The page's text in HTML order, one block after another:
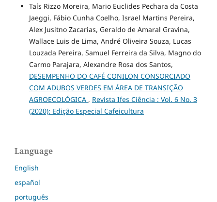
Taís Rizzo Moreira, Mario Euclides Pechara da Costa
Jaeggi, Fábio Cunha Coelho, Israel Martins Pereira,
Alex Jusitno Zacarias, Geraldo de Amaral Gravina,
Wallace Luis de Lima, André Oliveira Souza, Lucas
Louzada Pereira, Samuel Ferreira da Silva, Magno do
Carmo Parajara, Alexandre Rosa dos Santos,
DESEMPENHO DO CAFÉ CONILON CONSORCIADO
COM ADUBOS VERDES EM ÁREA DE TRANSIÇÃO
AGROECOLÓGICA , Revista Ifes Ciência : Vol. 6 No. 3
(2020): Edição Especial Cafeicultura
Language
English
español
português